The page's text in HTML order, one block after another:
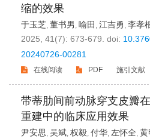
缩的效果
于玉芝, 董书男 , 喻田 , 江吉勇, 李孝
2025, 41(7): 673-679. doi:
20240726-00281
在线阅读 PDF 施引文献
带蒂肋间前动脉穿支皮瓣
重建中的临床应用效果
尹安思, 吴斌, 权毅, 付华, 左怀全, 黄